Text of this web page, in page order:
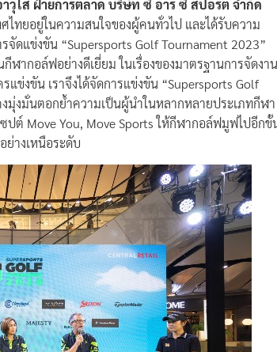
ไทยอยู่ในความสนใจของผู้คนทั่วไป และได้รับความ
ดแข่งขัน “Supersports Golf Tournament 2023”
กอล์ฟอย่างดีเยี่ยม ในเรื่องของมาตรฐานการจัดงาน
งขัน เราจึงได้จัดการแข่งขัน “Supersports Golf
มุ่งมั่นตอกย้ำความเป็นผู้นำในหลากหลายประเภทกีฬา
ต์ Move You, Move Sports ให้กีฬากอล์ฟมูฟไปอีกขั้น
างเหนือระดับ